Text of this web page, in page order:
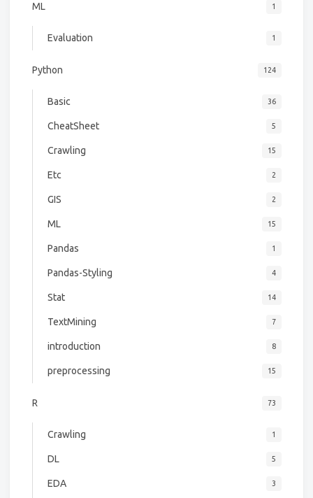
ML 1
Evaluation 1
Python 124
Basic 36
CheatSheet 5
Crawling 15
Etc 2
GIS 2
ML 15
Pandas 1
Pandas-Styling 4
Stat 14
TextMining 7
introduction 8
preprocessing 15
R 73
Crawling 1
DL 5
EDA 3